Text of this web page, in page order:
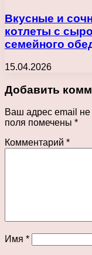
Вкусные и
котлеты с
семейного
15.04.2026
Добавить
Ваш адрес email не
поля помечены *
Комментарий *
Имя *